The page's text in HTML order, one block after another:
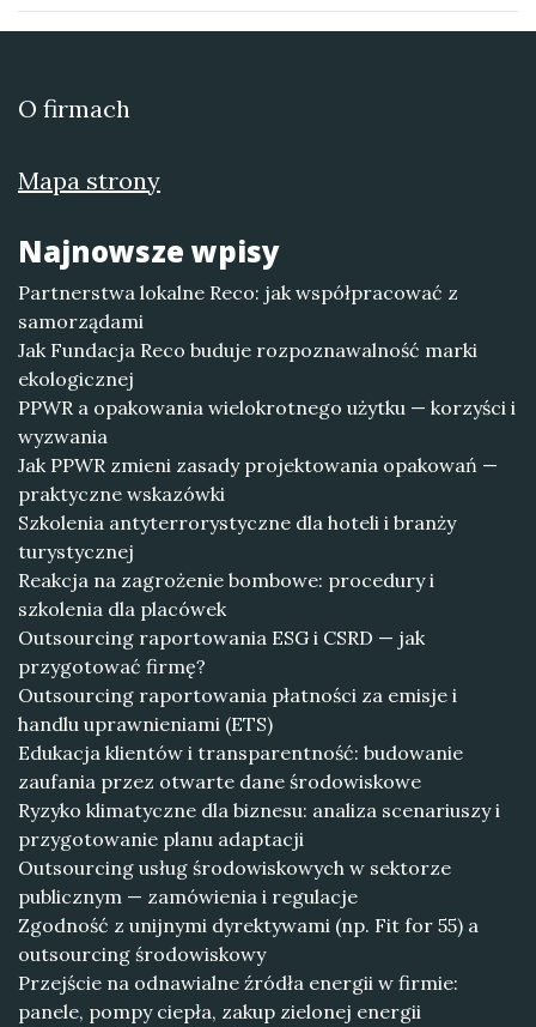
O firmach
Mapa strony
Najnowsze wpisy
Partnerstwa lokalne Reco: jak współpracować z
samorządami
Jak Fundacja Reco buduje rozpoznawalność marki
ekologicznej
PPWR a opakowania wielokrotnego użytku — korzyści i
wyzwania
Jak PPWR zmieni zasady projektowania opakowań —
praktyczne wskazówki
Szkolenia antyterrorystyczne dla hoteli i branży
turystycznej
Reakcja na zagrożenie bombowe: procedury i
szkolenia dla placówek
Outsourcing raportowania ESG i CSRD — jak
przygotować firmę?
Outsourcing raportowania płatności za emisje i
handlu uprawnieniami (ETS)
Edukacja klientów i transparentność: budowanie
zaufania przez otwarte dane środowiskowe
Ryzyko klimatyczne dla biznesu: analiza scenariuszy i
przygotowanie planu adaptacji
Outsourcing usług środowiskowych w sektorze
publicznym — zamówienia i regulacje
Zgodność z unijnymi dyrektywami (np. Fit for 55) a
outsourcing środowiskowy
Przejście na odnawialne źródła energii w firmie:
panele, pompy ciepła, zakup zielonej energii